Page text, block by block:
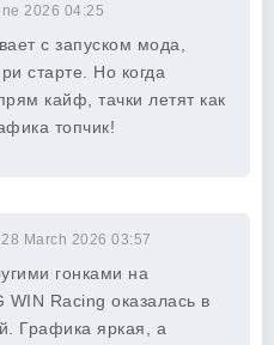
2026 04:25
с запуском мода,
старте. Но когда
кайф, тачки летят как
топчик!
28 March 2026 03:57
гонками на
Racing оказалась в
Графика яркая, а